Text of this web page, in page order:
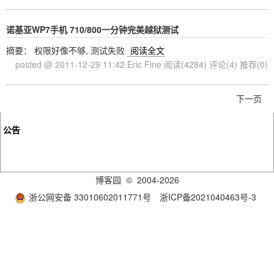
诺基亚WP7手机 710/800一分钟完美越狱测试
摘要： 权限好像不够, 测试失败 阅读全文
posted @ 2011-12-29 11:42 Eric Fine 阅读(4284) 评论(4) 推荐(0)
下一页
公告
博客园 © 2004-2026
浙公网安备 33010602011771号
浙ICP备2021040463号-3